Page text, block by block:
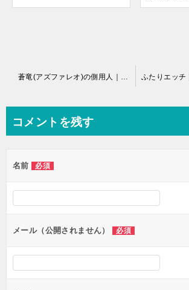
ビ
ー
シ
ン
蒼竜(アズファレオ)の側用人｜全9巻完結！マンガParkで全巻無料掲載中！
コメントを残す
名前 必須
メール（公開されません） 必須